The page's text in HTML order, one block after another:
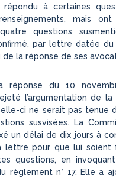
répondu à certaines
mais
questions
par lettre datée
de la réponse de ses
du 10
l’argumentation de la
ci ne serait pas tenue
susvisées. La
un délai de dix jours à
lettre pour que lui soient
questions, en invoquant
règlement n° 17. Elle a